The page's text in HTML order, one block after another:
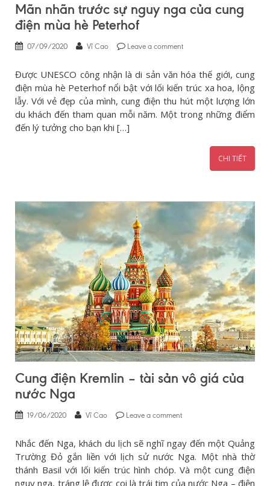
Mãn nhãn trước sự nguy nga của cung
điện mùa hè Peterhof
07/09/2020 Vĩ Cao Leave a comment
Được UNESCO công nhận là di sản văn hóa thế giới, cung
điện mùa hè Peterhof nổi bật với lối kiến trúc xa hoa, lộng
lẫy. Với vẻ đẹp của mình, cung điện thu hút một lượng lớn
du khách đến tham quan mỗi năm. Một trong những điểm
đến lý tưởng cho bạn khi […]
CHI TIẾT
Cung điện Kremlin – tài sản vô giá của
nước Nga
19/06/2020 Vĩ Cao Leave a comment
Nhắc đến Nga, khách du lịch sẽ nghĩ ngay đến một Quảng
Trường Đỏ gắn liền với lịch sử nước Nga. Một nhà thờ
thánh Basil với lối kiến trúc hình chóp. Và một cung điện
nguy nga, tráng lệ được coi là trái tim của nước Nga – điện